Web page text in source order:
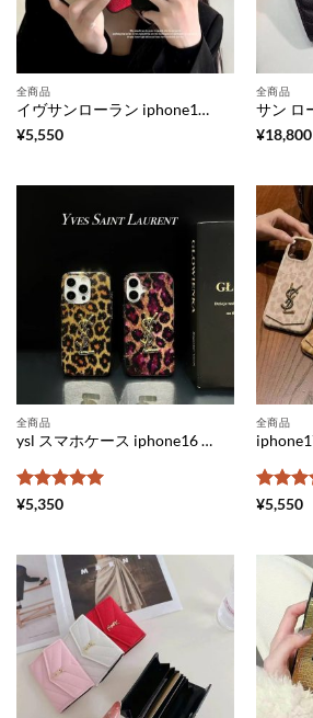
全商品
イヴサンローラン iphone17 ケース iphone17pro ケース レザー ブランド iphone17promax ケース ysl iphone16/16pro ケース 人気 ブランド 女子 スマホケース 大人 可愛い ブランド
¥5,550
全商品
¥18,800
全商品
ysl スマホケース iphone16 ケース サン ローラン ヒョウ 柄 アイ フォン16pro ケース スマホケース ブランド おしゃれ iphone15/14 ケース 人気 ブランド 女性 30 代
5段階中
¥5,350
全商品
5段階中
¥5,550